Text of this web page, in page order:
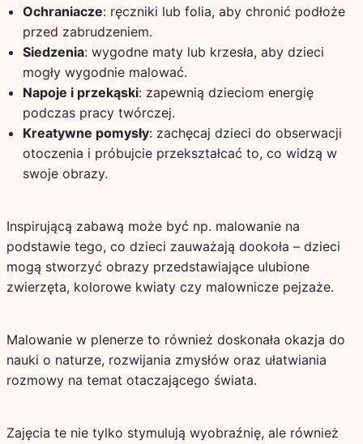
Ochraniacze: ręczniki lub folia, aby chronić podłoże
przed zabrudzeniem.
Siedzenia: wygodne maty lub krzesła, aby dzieci
mogły wygodnie malować.
Napoje i przekąski: zapewnią dzieciom energię
podczas pracy twórczej.
Kreatywne pomysły: zachęcaj dzieci do obserwacji
otoczenia i próbujcie przekształcać to, co widzą w
swoje obrazy.
Inspirującą zabawą może być np. malowanie na
podstawie tego, co dzieci zauważają dookoła – dzieci
mogą stworzyć obrazy przedstawiające ulubione
zwierzęta, kolorowe kwiaty czy malownicze pejzaże.
Malowanie w plenerze to również doskonała okazja do
nauki o naturze, rozwijania zmysłów oraz ułatwiania
rozmowy na temat otaczającego świata.
Zajęcia te nie tylko stymulują wyobraźnię, ale również